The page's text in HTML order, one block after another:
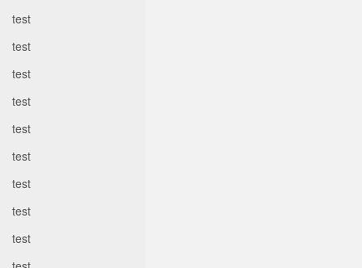
test
test
test
test
test
test
test
test
test